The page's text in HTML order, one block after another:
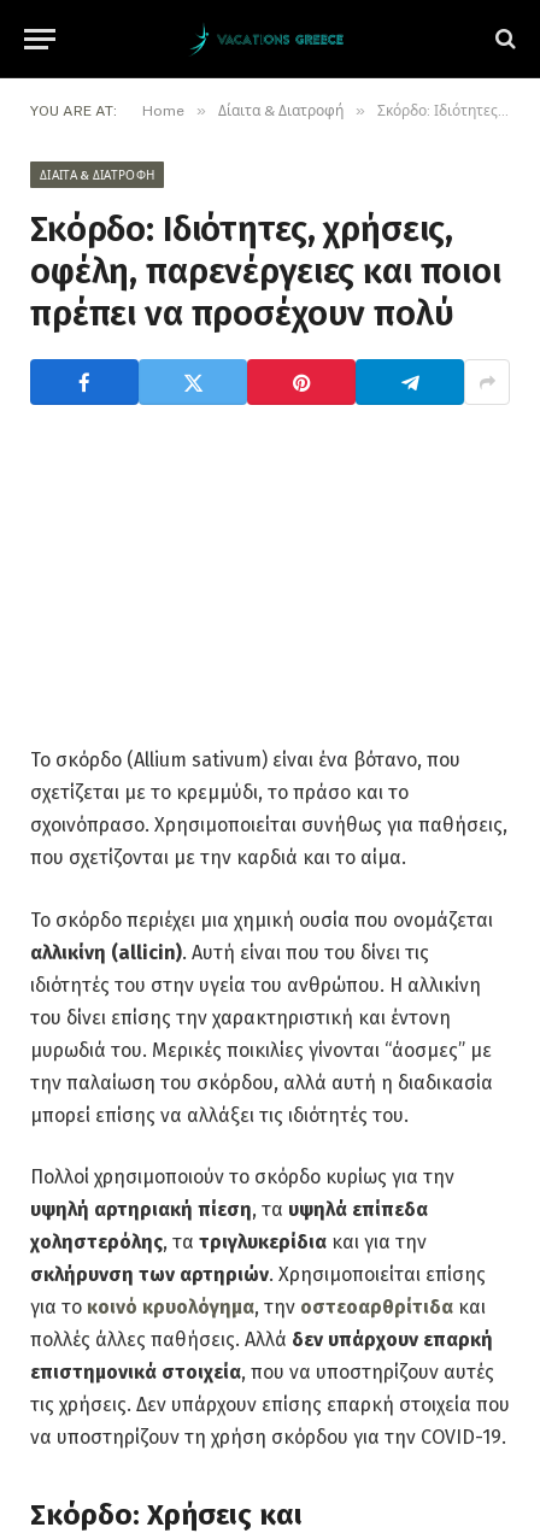
YOU ARE AT: Home » Δίαιτα & Διατροφή » Σκόρδο: Ιδιότητες, χρήσεις, οφέλη, παρενέργειες και ποιοι πρέπει να προσέχουν πολύ
ΔΊΑΙΤΑ & ΔΙΑΤΡΟΦΉ
Σκόρδο: Ιδιότητες, χρήσεις,
οφέλη, παρενέργειες και ποιοι
πρέπει να προσέχουν πολύ
Το σκόρδο (Allium sativum) είναι ένα βότανο, που
σχετίζεται με το κρεμμύδι, το πράσο και το
σχοινόπρασο. Χρησιμοποιείται συνήθως για παθήσεις,
που σχετίζονται με την καρδιά και το αίμα.
Το σκόρδο περιέχει μια χημική ουσία που ονομάζεται
αλλικίνη (allicin). Αυτή είναι που του δίνει τις
ιδιότητές του στην υγεία του ανθρώπου. Η αλλικίνη
του δίνει επίσης την χαρακτηριστική και έντονη
μυρωδιά του. Μερικές ποικιλίες γίνονται “άοσμες” με
την παλαίωση του σκόρδου, αλλά αυτή η διαδικασία
μπορεί επίσης να αλλάξει τις ιδιότητές του.
Πολλοί χρησιμοποιούν το σκόρδο κυρίως για την
υψηλή αρτηριακή πίεση, τα υψηλά επίπεδα
χοληστερόλης, τα τριγλυκερίδια και για την
σκλήρυνση των αρτηριών. Χρησιμοποιείται επίσης
για το κοινό κρυολόγημα, την οστεοαρθρίτιδα και
πολλές άλλες παθήσεις. Αλλά δεν υπάρχουν επαρκή
επιστημονικά στοιχεία, που να υποστηρίζουν αυτές
τις χρήσεις. Δεν υπάρχουν επίσης επαρκή στοιχεία που
να υποστηρίζουν τη χρήση σκόρδου για την COVID-19.
Σκόρδο: Χρήσεις και